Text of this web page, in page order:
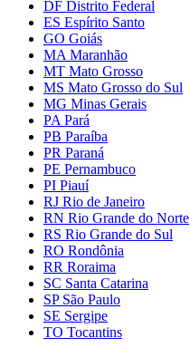
DF Distrito Federal
ES Espírito Santo
GO Goiás
MA Maranhão
MT Mato Grosso
MS Mato Grosso do Sul
MG Minas Gerais
PA Pará
PB Paraíba
PR Paraná
PE Pernambuco
PI Piauí
RJ Rio de Janeiro
RN Rio Grande do Norte
RS Rio Grande do Sul
RO Rondônia
RR Roraima
SC Santa Catarina
SP São Paulo
SE Sergipe
TO Tocantins